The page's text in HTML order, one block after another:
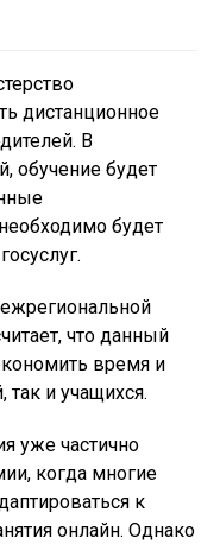
дистанционное
В
обучение будет
будет
что данный
время и
и учащихся.
уже частично
когда многие
к
онлайн. Однако